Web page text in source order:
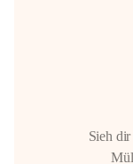
Sieh